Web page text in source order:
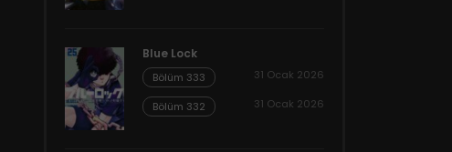
Blue Lock
Bölüm 333 31 Ocak 2026
Bölüm 332 31 Ocak 2026